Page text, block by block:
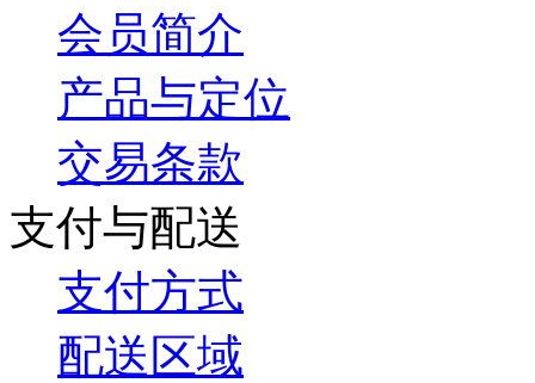
会员简介
产品与定位
交易条款
支付与配送
支付方式
配送区域